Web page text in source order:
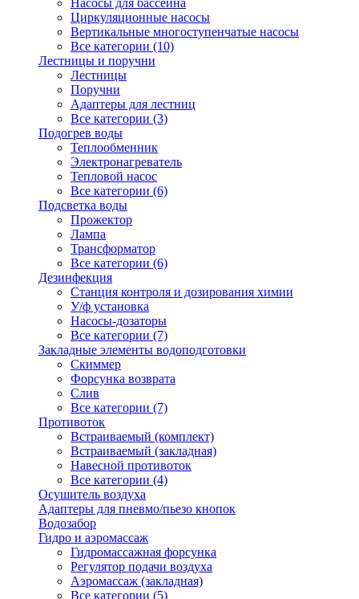
Насосы для бассейна
Циркуляционные насосы
Вертикальные многоступенчатые насосы
Все категории (10)
Лестницы и поручни
Лестницы
Поручни
Адаптеры для лестниц
Все категории (3)
Подогрев воды
Теплообменник
Электронагреватель
Тепловой насос
Все категории (6)
Подсветка воды
Прожектор
Лампа
Трансформатор
Все категории (6)
Дезинфекция
Станция контроля и дозирования химии
У/ф установка
Насосы-дозаторы
Все категории (7)
Закладные элементы водоподготовки
Скиммер
Форсунка возврата
Слив
Все категории (7)
Противоток
Встраиваемый (комплект)
Встраиваемый (закладная)
Навесной противоток
Все категории (4)
Осушитель воздуха
Адаптеры для пневмо/пьезо кнопок
Водозабор
Гидро и аэромассаж
Гидромассажная форсунка
Регулятор подачи воздуха
Аэромассаж (закладная)
Все категории (5)